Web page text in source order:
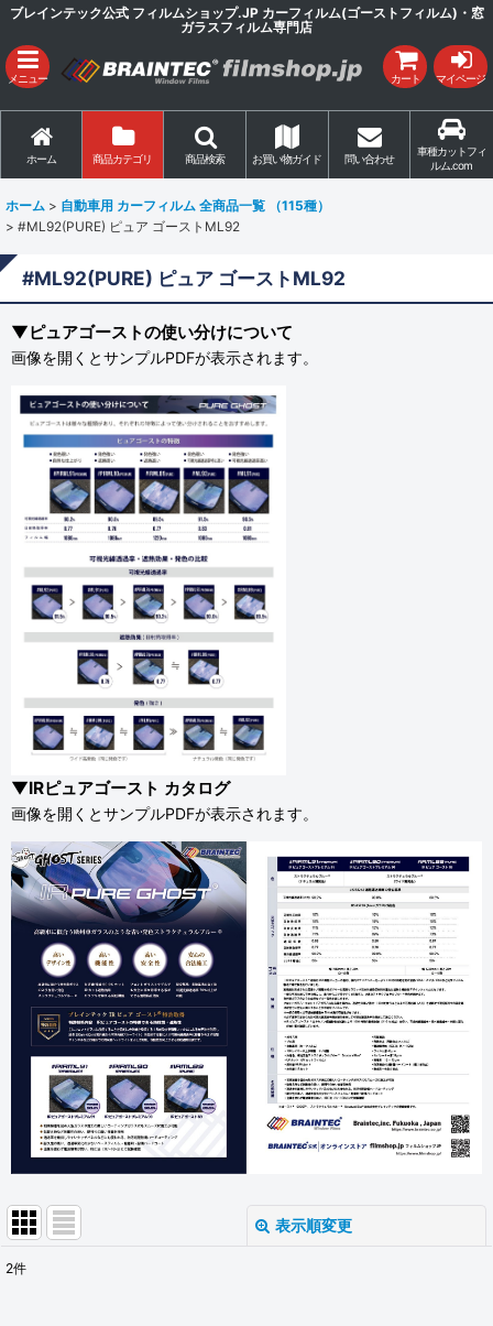
ブレインテック公式 フィルムショップ.JP カーフィルム(ゴーストフィルム)・窓
ガラスフィルム専門店
メニュー カート マイページ
ホーム 商品カテゴリ 商品検索 お買い物ガイド 問い合わせ
車種カットフィ
ルム.com
ホーム > 自動車用 カーフィルム 全商品一覧 （115種）
> #ML92(PURE) ピュア ゴーストML92
#ML92(PURE) ピュア ゴーストML92
▼ピュアゴーストの使い分けについて
画像を開くとサンプルPDFが表示されます。
▼IRピュアゴースト カタログ
画像を開くとサンプルPDFが表示されます。
表示順変更
2件